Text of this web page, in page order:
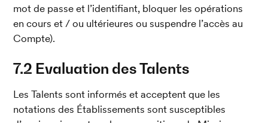
mot de passe et l’identifiant, bloquer les opérations
en cours et / ou ultérieures ou suspendre l’accès au
Compte).
7.2 Evaluation des Talents
Les Talents sont informés et acceptent que les
notations des Établissements sont susceptibles